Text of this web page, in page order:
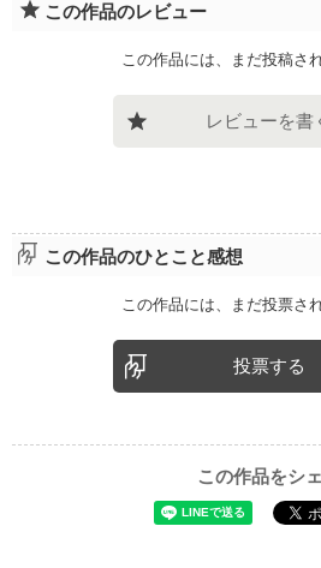
この作品のレビュー
この作品には、まだ投稿さ
レビューを書
この作品のひとこと感想
この作品には、まだ投票さ
投票する
この作品をシ